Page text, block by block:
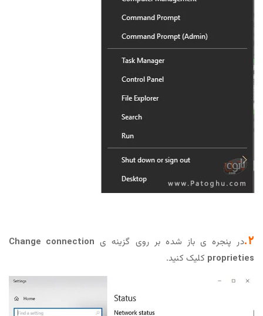
2. در پنجره ی باز شده بر روی گزینه ی Change connection
proprieties کلیک کنید.